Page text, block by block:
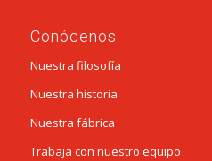
Conócenos
Nuestra filosofía
Nuestra historia
Nuestra fábrica
Trabaja con nuestro equipo